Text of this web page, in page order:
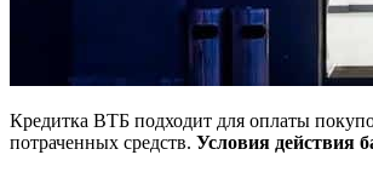
Кредитка ВТБ подходит для оплаты
потраченных средств. Условия действия